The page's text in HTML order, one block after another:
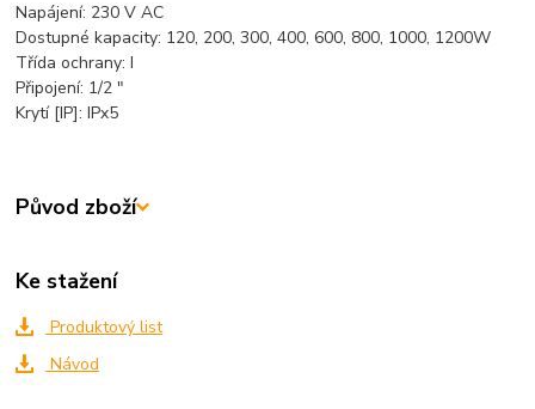
Napájení: 230 V AC
Dostupné kapacity: 120, 200, 300, 400, 600, 800, 1000, 1200W
Třída ochrany: I
Připojení: 1/2 "
Krytí [IP]: IPx5
Původ zboží
Ke stažení
Produktový list
Návod